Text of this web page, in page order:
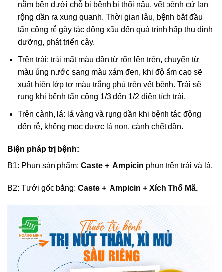
nằm bên dưới chỗ bị bệnh bị thối nâu, vết bệnh cứ lan
rộng dần ra xung quanh. Thời gian lâu, bệnh bắt đầu
tấn công rễ gây tác động xấu đến quá trình hấp thụ dinh
dưỡng, phát triển cây.
Trên trái: trái mất màu dần từ rốn lên trên, chuyển từ
màu úng nước sang màu xám đen, khi độ ẩm cao sẽ
xuất hiện lớp tơ màu trắng phủ trên vết bệnh. Trái sẽ
rụng khi bệnh tấn công 1/3 đến 1/2 diện tích trái.
Trên cành, lá: lá vàng và rụng dần khi bệnh tác động
đến rễ, không mọc được lá non, cành chết dần.
Biện pháp trị bệnh:
B1: Phun sản phẩm: Caste + Ampicin phun trên trái và lá.
B2: Tưới gốc bằng: Caste + Ampicin + Xích Thố Mã.